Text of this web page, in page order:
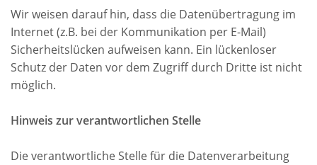
Wir weisen darauf hin, dass die Datenübertragung im
Internet (z.B. bei der Kommunikation per E-Mail)
Sicherheitslücken aufweisen kann. Ein lückenloser
Schutz der Daten vor dem Zugriff durch Dritte ist nicht
möglich.
Hinweis zur verantwortlichen Stelle
Die verantwortliche Stelle für die Datenverarbeitung